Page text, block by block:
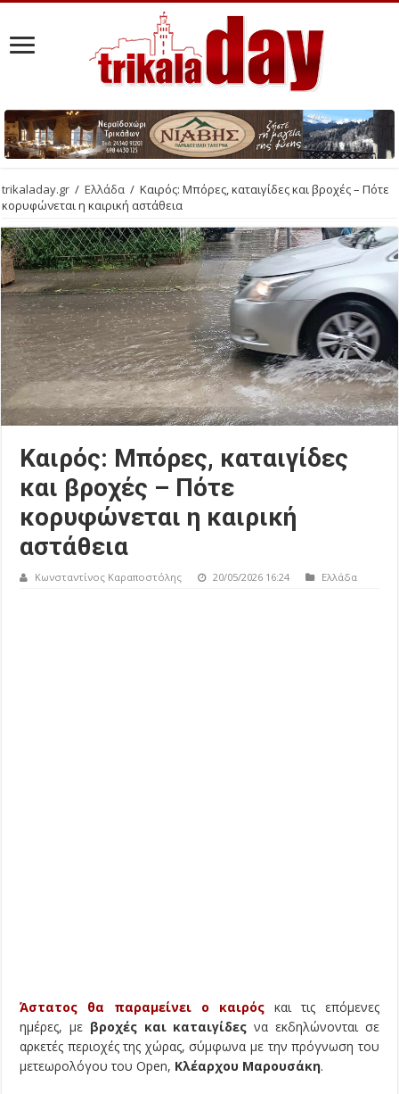
trikaladay.gr / Ελλάδα / Καιρός: Μπόρες, καταιγίδες και βροχές – Πότε
κορυφώνεται η καιρική αστάθεια
Καιρός: Μπόρες, καταιγίδες
και βροχές – Πότε
κορυφώνεται η καιρική
αστάθεια
Κωνσταντίνος Καραποστόλης 20/05/2026 16:24 Ελλάδα
Άστατος θα παραμείνει ο καιρός και τις επόμενες
ημέρες, με βροχές και καταιγίδες να εκδηλώνονται σε
αρκετές περιοχές της χώρας, σύμφωνα με την πρόγνωση του
μετεωρολόγου του Open, Κλέαρχου Μαρουσάκη.